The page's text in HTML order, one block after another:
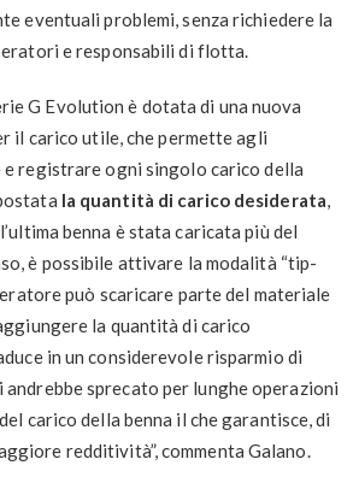
eventuali problemi, senza richiedere la
e responsabili di flotta.
G Evolution è dotata di una nuova
il carico utile, che permette agli
registrare ogni singolo carico della
la quantità di carico desiderata,
benna è stata caricata più del
è possibile attivare la modalità “tip-
può scaricare parte del materiale
la quantità di carico
in un considerevole risparmio di
sprecato per lunghe operazioni
carico della benna il che garantisce, di
redditività”, commenta Galano.